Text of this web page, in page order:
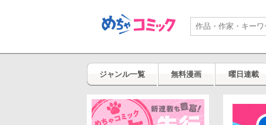
ジャンル一覧 無料漫画 曜日連載